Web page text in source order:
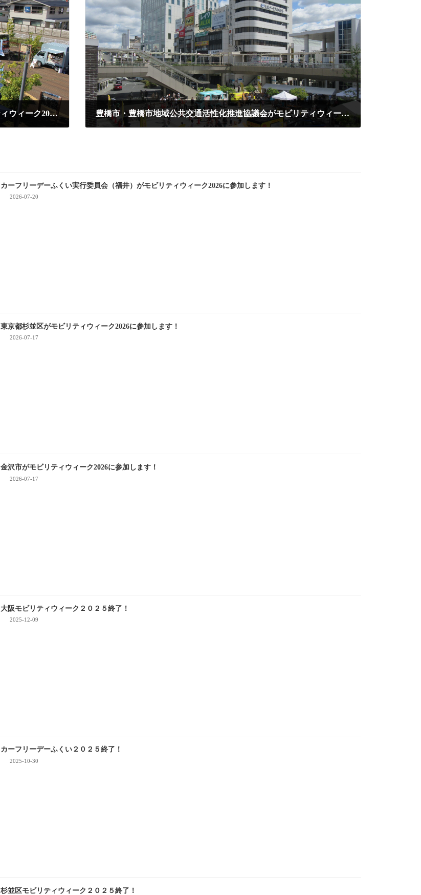
カーフリーデーふくい実行委員会（福井）がモビリティウィーク2022に参加します！ 豊橋市・豊橋市地域公共交通活性化推進協議会がモビリティウィーク2022に参加します！
カーフリーデーふくい実行委員会（福井）がモビリティウィーク2026に参加します！
2026-07-20
東京都杉並区がモビリティウィーク2026に参加します！
2026-07-17
金沢市がモビリティウィーク2026に参加します！
2026-07-17
大阪モビリティウィーク２０２５終了！
2025-12-09
カーフリーデーふくい２０２５終了！
2025-10-30
杉並区モビリティウィーク２０２５終了！